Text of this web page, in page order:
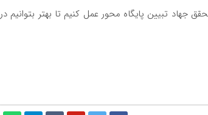
جهاد تبیین پایگاه محور عمل کنیم تا بهتر بتوانیم در